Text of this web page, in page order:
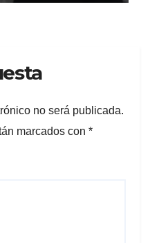
no será publicada.
marcados con *